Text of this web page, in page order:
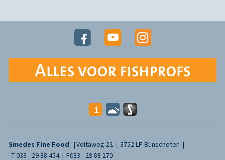
Smedes Fine Food Voltaweg 22
3752 LP Bunschoten
T033 - 29 88 454 F033 - 29 88 270